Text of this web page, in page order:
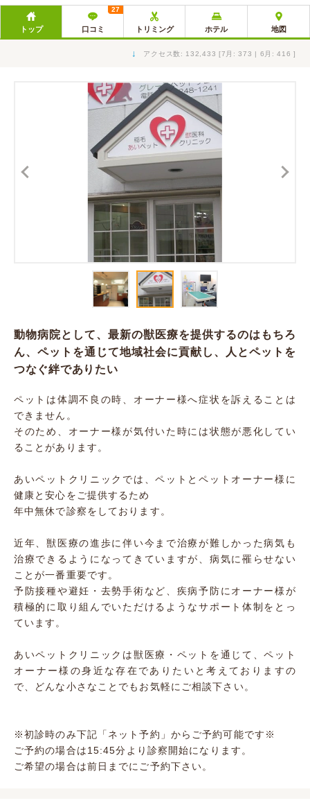
トップ 口コミ
27
トリミング ホテル 地図
↓ アクセス数: 132,433 [7月: 373 | 6月: 416 ]
動物病院として、最新の獣医療を提供するのはもちろ
ん、ペットを通じて地域社会に貢献し、人とペットを
つなぐ絆でありたい
ペットは体調不良の時、オーナー様へ症状を訴えることは
できません。
そのため、オーナー様が気付いた時には状態が悪化してい
ることがあります。
あいペットクリニックでは、ペットとペットオーナー様に
健康と安心をご提供するため
年中無休で診察をしております。
近年、獣医療の進歩に伴い今まで治療が難しかった病気も
治療できるようになってきていますが、病気に罹らせない
ことが一番重要です。
予防接種や避妊・去勢手術など、疾病予防にオーナー様が
積極的に取り組んでいただけるようなサポート体制をとっ
ています。
あいペットクリニックは獣医療・ペットを通じて、ペット
オーナー様の身近な存在でありたいと考えておりますの
で、どんな小さなことでもお気軽にご相談下さい。
※初診時のみ下記「ネット予約」からご予約可能です※
ご予約の場合は15:45分より診察開始になります。
ご希望の場合は前日までにご予約下さい。